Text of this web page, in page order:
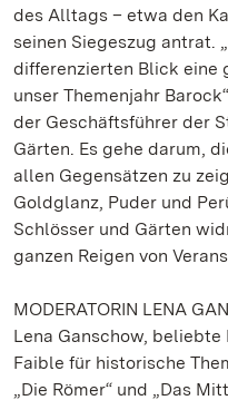
des Alltags – etwa den
seinen Siegeszug antrat.
differenzierten Blick eine
unser Themenjahr
der Geschäftsführer der
Gärten. Es gehe darum,
allen Gegensätzen zu
Goldglanz, Puder und
Schlösser und Gärten
ganzen Reigen von
MODERATORIN LENA
Lena Ganschow, beliebte
Faible für historische
„Die Römer“ und „Das